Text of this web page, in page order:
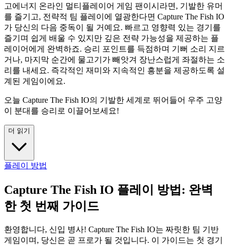
고에너지 온라인 멀티플레이어 게임 팬이시라면, 기발한 유머
를 즐기고, 전략적 팀 플레이에 열광한다면 Capture The Fish IO
가 당신의 다음 중독이 될 거예요. 빠르고 영향력 있는 경기를
즐기며 쉽게 배울 수 있지만 깊은 전략 가능성을 제공하는 플
레이어에게 완벽하죠. 승리 포인트를 득점하며 기뻐 소리 지르
거나, 마지막 순간에 물고기가 빼앗겨 장난스럽게 좌절하는 소
리를 내세요. 즉각적인 재미와 지속적인 흥분을 제공하도록 설
계된 게임이에요.
오늘 Capture The Fish IO의 기발한 세계로 뛰어들어 우주 고양
이 분대를 승리로 이끌어보세요!
더 읽기
플레이 방법
Capture The Fish IO 플레이 방법: 완벽
한 첫 번째 가이드
환영합니다, 신입 병사! Capture The Fish IO는 짜릿한 팀 기반
게임이며, 당신은 곧 프로가 될 것입니다. 이 가이드는 첫 경기